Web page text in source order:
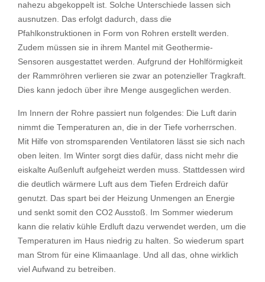
nahezu abgekoppelt ist. Solche Unterschiede lassen sich
ausnutzen. Das erfolgt dadurch, dass die
Pfahlkonstruktionen in Form von Rohren erstellt werden.
Zudem müssen sie in ihrem Mantel mit Geothermie-
Sensoren ausgestattet werden. Aufgrund der Hohlförmigkeit
der Rammröhren verlieren sie zwar an potenzieller Tragkraft.
Dies kann jedoch über ihre Menge ausgeglichen werden.
Im Innern der Rohre passiert nun folgendes: Die Luft darin
nimmt die Temperaturen an, die in der Tiefe vorherrschen.
Mit Hilfe von stromsparenden Ventilatoren lässt sie sich nach
oben leiten. Im Winter sorgt dies dafür, dass nicht mehr die
eiskalte Außenluft aufgeheizt werden muss. Stattdessen wird
die deutlich wärmere Luft aus dem Tiefen Erdreich dafür
genutzt. Das spart bei der Heizung Unmengen an Energie
und senkt somit den CO2 Ausstoß. Im Sommer wiederum
kann die relativ kühle Erdluft dazu verwendet werden, um die
Temperaturen im Haus niedrig zu halten. So wiederum spart
man Strom für eine Klimaanlage. Und all das, ohne wirklich
viel Aufwand zu betreiben.